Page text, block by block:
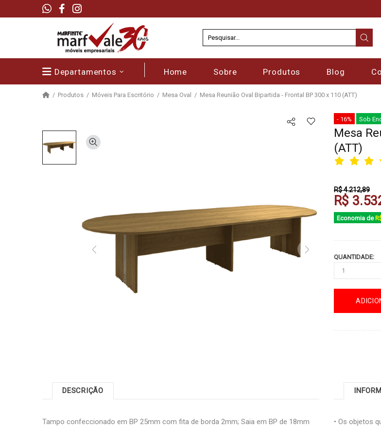
Departamentos Home Sobre Produtos Blog
Produtos Móveis Para Escritório Mesa Oval Mesa Reunião Oval Bipartida - Frontal BP 300 x 110 (ATT)
- 16% Sob
Mesa
(ATT)
R$ 4.212,89
R$
Economia de
QUANTIDADE:
DESCRIÇÃO
Tampo confeccionado em BP 25mm com fita de borda 2mm; Saia em BP de 18mm
• Os objetos